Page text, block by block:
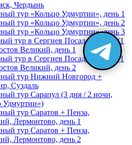
Чердынь
тур «Кольцо Удмуртии», день 1
тур «Кольцо Удмуртии», день 2
тур «Кольцо Удмуртии», день 3
тур в Сергиев Посад, Москву (1
Великий, день 1
тур в Сергиев Посад, Москву (1
Великий, день 2
тур Нижний Новгород +
Суздаль
тур Сарапул (3 дня / 2 ночи,
Удмуртии»)
тур Саратов + Пенза,
Лермонтово, день 1
тур Саратов + Пенза,
Лермонтово, день 2